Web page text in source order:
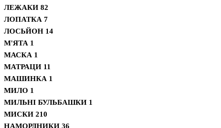
ЛЕЖАКИ 82
ЛОПАТКА 7
ЛОСЬЙОН 14
М'ЯТА 1
МАСКА 1
МАТРАЦИ 11
МАШИНКА 1
МИЛО 1
МИЛЬНІ БУЛЬБАШКИ 1
МИСКИ 210
НАМОРДНИКИ 36